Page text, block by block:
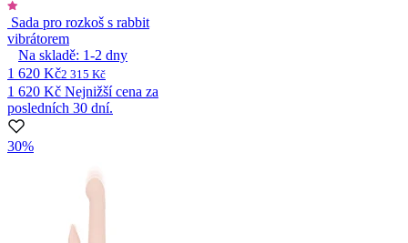
Sada pro rozkoš s rabbit
vibrátorem
Na skladě: 1-2 dny
1 620 Kč2 315 Kč
1 620 Kč Nejnižší cena za
posledních 30 dní.
30%